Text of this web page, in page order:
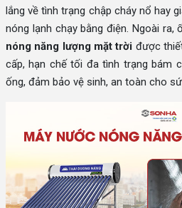
lắng về tình trạng chập cháy nổ hay
nóng lạnh chạy bằng điện. Ngoài ra,
nóng năng lượng mặt trời được
cấp, hạn chế tối đa tình trạng bám
ống, đảm bảo vệ sinh, an toàn cho